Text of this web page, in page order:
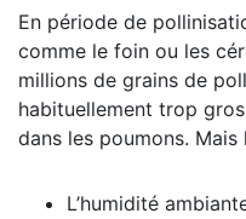
En période de
comme le foin ou les
millions de grains de
habituellement trop
dans les poumons. Mais
L’humidité